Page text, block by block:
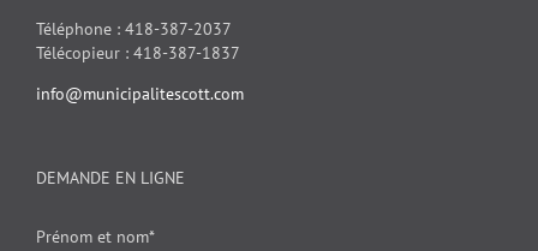
Téléphone : 418-387-2037
Télécopieur : 418-387-1837
info@municipalitescott.com
DEMANDE EN LIGNE
Prénom et nom*